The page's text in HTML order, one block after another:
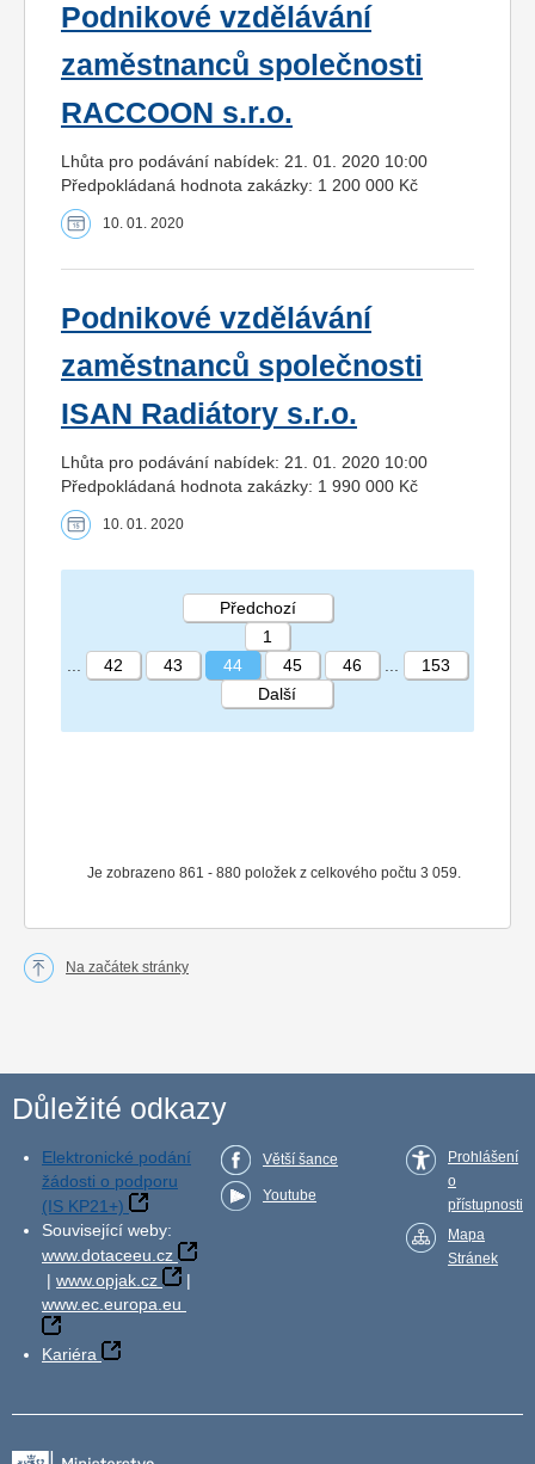
Podnikové vzdělávání
zaměstnanců společnosti
RACCOON s.r.o.
Lhůta pro podávání nabídek: 21. 01. 2020 10:00
Předpokládaná hodnota zakázky: 1 200 000 Kč
10. 01. 2020
Podnikové vzdělávání
zaměstnanců společnosti
ISAN Radiátory s.r.o.
Lhůta pro podávání nabídek: 21. 01. 2020 10:00
Předpokládaná hodnota zakázky: 1 990 000 Kč
10. 01. 2020
STRÁNKA 44 153
Je zobrazeno 861 - 880 položek z celkového počtu 3 059.
Předchozí
1
42 43 44 45 46
153
Další
Na začátek stránky
Důležité odkazy
Elektronické podání
žádosti o podporu
(IS KP21+)
Související weby:
www.dotaceeu.cz
| www.opjak.cz
|
www.ec.europa.eu
Kariéra
Větší šance
Youtube
Prohlášení
o
přístupnosti
Mapa
Stránek